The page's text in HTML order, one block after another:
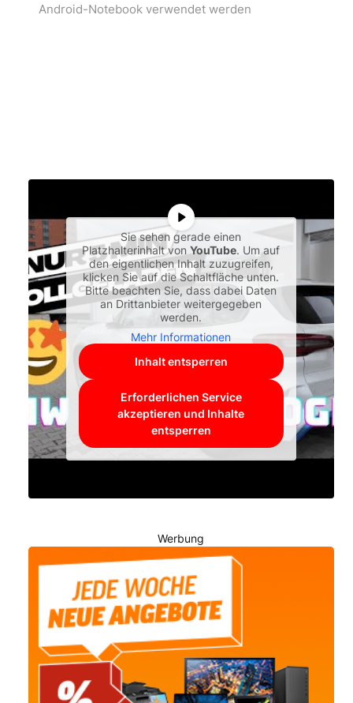
Android-Notebook verwendet werden
Sie sehen gerade einen
Platzhalterinhalt vonYouTube. Um auf
den eigentlichen Inhalt zuzugreifen,
klicken Sie auf die Schaltfläche unten.
Bitte beachten Sie, dass dabei Daten
an Drittanbieter weitergegeben
werden.
Mehr Informationen
Inhalt entsperren
Erforderlichen Service
akzeptieren und Inhalte
entsperren
Werbung